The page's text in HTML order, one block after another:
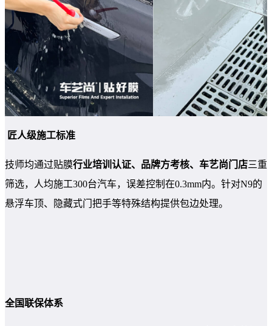
匠人级施工标准
技师均通过贴膜行业培训认证、品牌方考核、车艺尚门店三重
筛选，人均施工300台汽车，误差控制在0.3mm内。针对N9的
悬浮车顶、隐藏式门把手等特殊结构提供包边处理。
全国联保体系